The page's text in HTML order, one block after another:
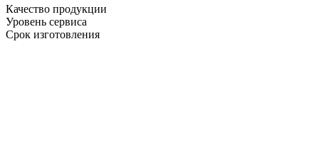
Качество продукции
Уровень сервиса
Срок изготовления